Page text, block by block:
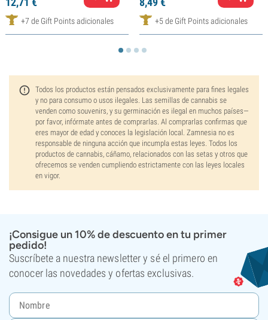
+7 de Gift Points adicionales +5 de Gift Points adicionales
Todos los productos están pensados exclusivamente para fines legales
y no para consumo o usos ilegales. Las semillas de cannabis se
venden como souvenirs, y su germinación es ilegal en muchos países—
por favor, infórmate antes de comprarlas. Al comprarlas confirmas que
eres mayor de edad y conoces la legislación local. Zamnesia no es
responsable de ninguna acción que incumpla estas leyes. Todos los
productos de cannabis, cáñamo, relacionados con las setas y otros que
ofrecemos se venden cumpliendo estrictamente con las leyes locales
en vigor.
¡Consigue un 10% de descuento en tu primer
pedido!
Suscríbete a nuestra newsletter y sé el primero en
conocer las novedades y ofertas exclusivas.